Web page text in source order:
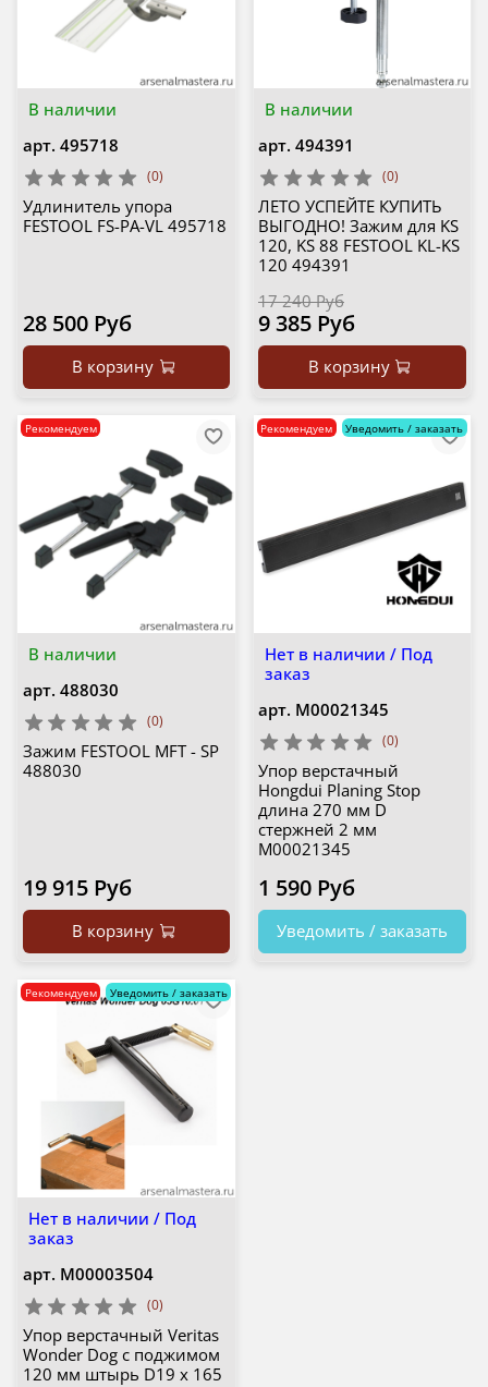
В наличии
арт. 495718
(0)
Удлинитель упора
FESTOOL FS-PA-VL 495718
28 500 Руб
В корзину
В наличии
арт. 494391
(0)
ЛЕТО УСПЕЙТЕ КУПИТЬ
ВЫГОДНО! Зажим для KS
120, KS 88 FESTOOL KL-KS
120 494391
17 240 Руб
9 385 Руб
В корзину
В наличии
Рекомендуем
арт. 488030
(0)
Зажим FESTOOL MFT - SP
488030
19 915 Руб
В корзину
Нет в наличии / Под
заказ
Рекомендуем Уведомить / заказать
арт. М00021345
(0)
Упор верстачный
Hongdui Planing Stop
длина 270 мм D
стержней 2 мм
М00021345
1 590 Руб
Уведомить / заказать
Нет в наличии / Под
заказ
Рекомендуем Уведомить / заказать
арт. М00003504
(0)
Упор верстачный Veritas
Wonder Dog с поджимом
120 мм штырь D19 х 165